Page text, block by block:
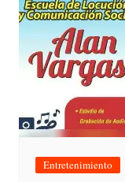
Entretenimiento